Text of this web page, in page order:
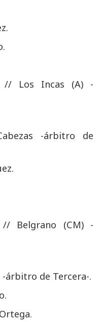
// Los Incas (A) -
-árbitro de
// Belgrano (CM) -
árbitro de Tercera-.